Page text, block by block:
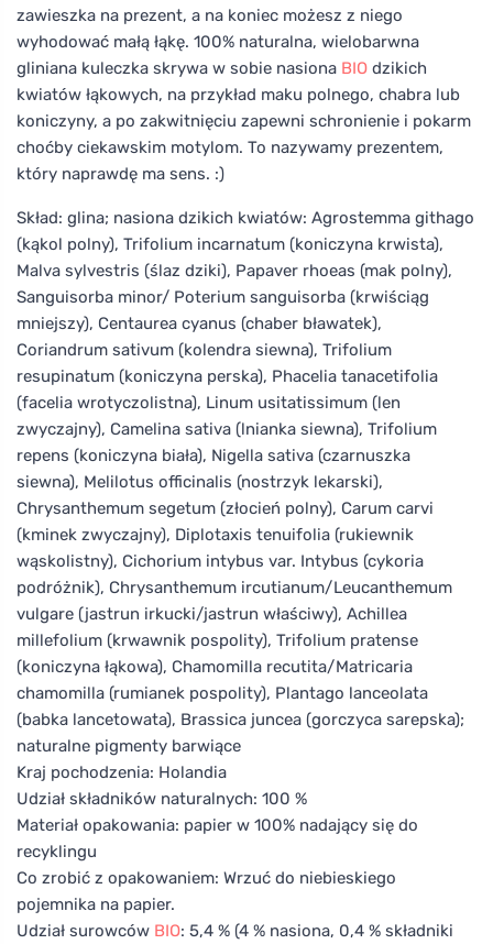
zawieszka na prezent, a na koniec możesz z niego
wyhodować małą łąkę. 100% naturalna, wielobarwna
gliniana kuleczka skrywa w sobie nasiona BIO dzikich
kwiatów łąkowych, na przykład maku polnego, chabra lub
koniczyny, a po zakwitnięciu zapewni schronienie i pokarm
choćby ciekawskim motylom. To nazywamy prezentem,
który naprawdę ma sens. :)
Skład: glina; nasiona dzikich kwiatów: Agrostemma githago
(kąkol polny), Trifolium incarnatum (koniczyna krwista),
Malva sylvestris (ślaz dziki), Papaver rhoeas (mak polny),
Sanguisorba minor/ Poterium sanguisorba (krwiściąg
mniejszy), Centaurea cyanus (chaber bławatek),
Coriandrum sativum (kolendra siewna), Trifolium
resupinatum (koniczyna perska), Phacelia tanacetifolia
(facelia wrotyczolistna), Linum usitatissimum (len
zwyczajny), Camelina sativa (lnianka siewna), Trifolium
repens (koniczyna biała), Nigella sativa (czarnuszka
siewna), Melilotus officinalis (nostrzyk lekarski),
Chrysanthemum segetum (złocień polny), Carum carvi
(kminek zwyczajny), Diplotaxis tenuifolia (rukiewnik
wąskolistny), Cichorium intybus var. Intybus (cykoria
podróżnik), Chrysanthemum ircutianum/Leucanthemum
vulgare (jastrun irkucki/jastrun właściwy), Achillea
millefolium (krwawnik pospolity), Trifolium pratense
(koniczyna łąkowa), Chamomilla recutita/Matricaria
chamomilla (rumianek pospolity), Plantago lanceolata
(babka lancetowata), Brassica juncea (gorczyca sarepska);
naturalne pigmenty barwiące
Kraj pochodzenia: Holandia
Udział składników naturalnych: 100 %
Materiał opakowania: papier w 100% nadający się do
recyklingu
Co zrobić z opakowaniem: Wrzuć do niebieskiego
pojemnika na papier.
Udział surowców BIO: 5,4 % (4 % nasiona, 0,4 % składniki